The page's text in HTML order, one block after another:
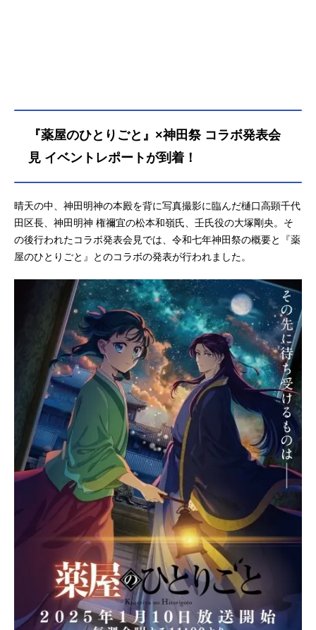
神輿が千代田区内を練り歩く祭りの
10日（土）に、神輿宮入が5月11日
りごと』のコラボが決定。巫女衣装
に身を包むの猫猫・小蘭・子翠、そ
して神田祭を楽しむ壬氏・高順が神
田明神の境内に集合した描き下ろし
した。コラボビジュアルを使ったポ
スターは、108町会の氏子に配られ、
神田・日本橋・秋葉原などに掲出さ
れます。コラボ記念アイテムの展開
決定!コラボビジュアルを使ったアク
リルスタンドなどはもちろん、神田
明神のコラボならではの、御朱印帳
なども登場。こちらのコラ...
『薬屋のひとりごと』×神田祭 コラボ発表会
見 イベントレポートが到着！
晴天の中、神田明神の本殿を背に写真撮影に臨んだ樋口高顕千代
田区長、神田明神 権禰宜の松本和嶺氏、壬氏役の大塚剛央。そ
の後行われたコラボ発表会見では、令和七年神田祭の概要と『薬
屋のひとりごと』とのコラボの発表が行われました。